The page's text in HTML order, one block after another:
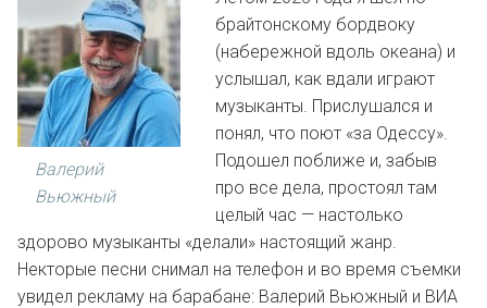
Валерий
Вьюжный
брайтонскому бордвоку
(набережной вдоль океана) и
услышал, как вдали играют
музыканты. Прислушался и
понял, что поют «за Одессу».
Подошел поближе и, забыв
про все дела, простоял там
целый час — настолько
здорово музыканты «делали» настоящий жанр.
Некторые песни снимал на телефон и во время съемки
увидел рекламу на барабане: Валерий Вьюжный и ВИА